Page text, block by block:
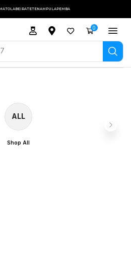
MATOLABEIRATETENAMPULAPEMBA
0
ALL
Shop All